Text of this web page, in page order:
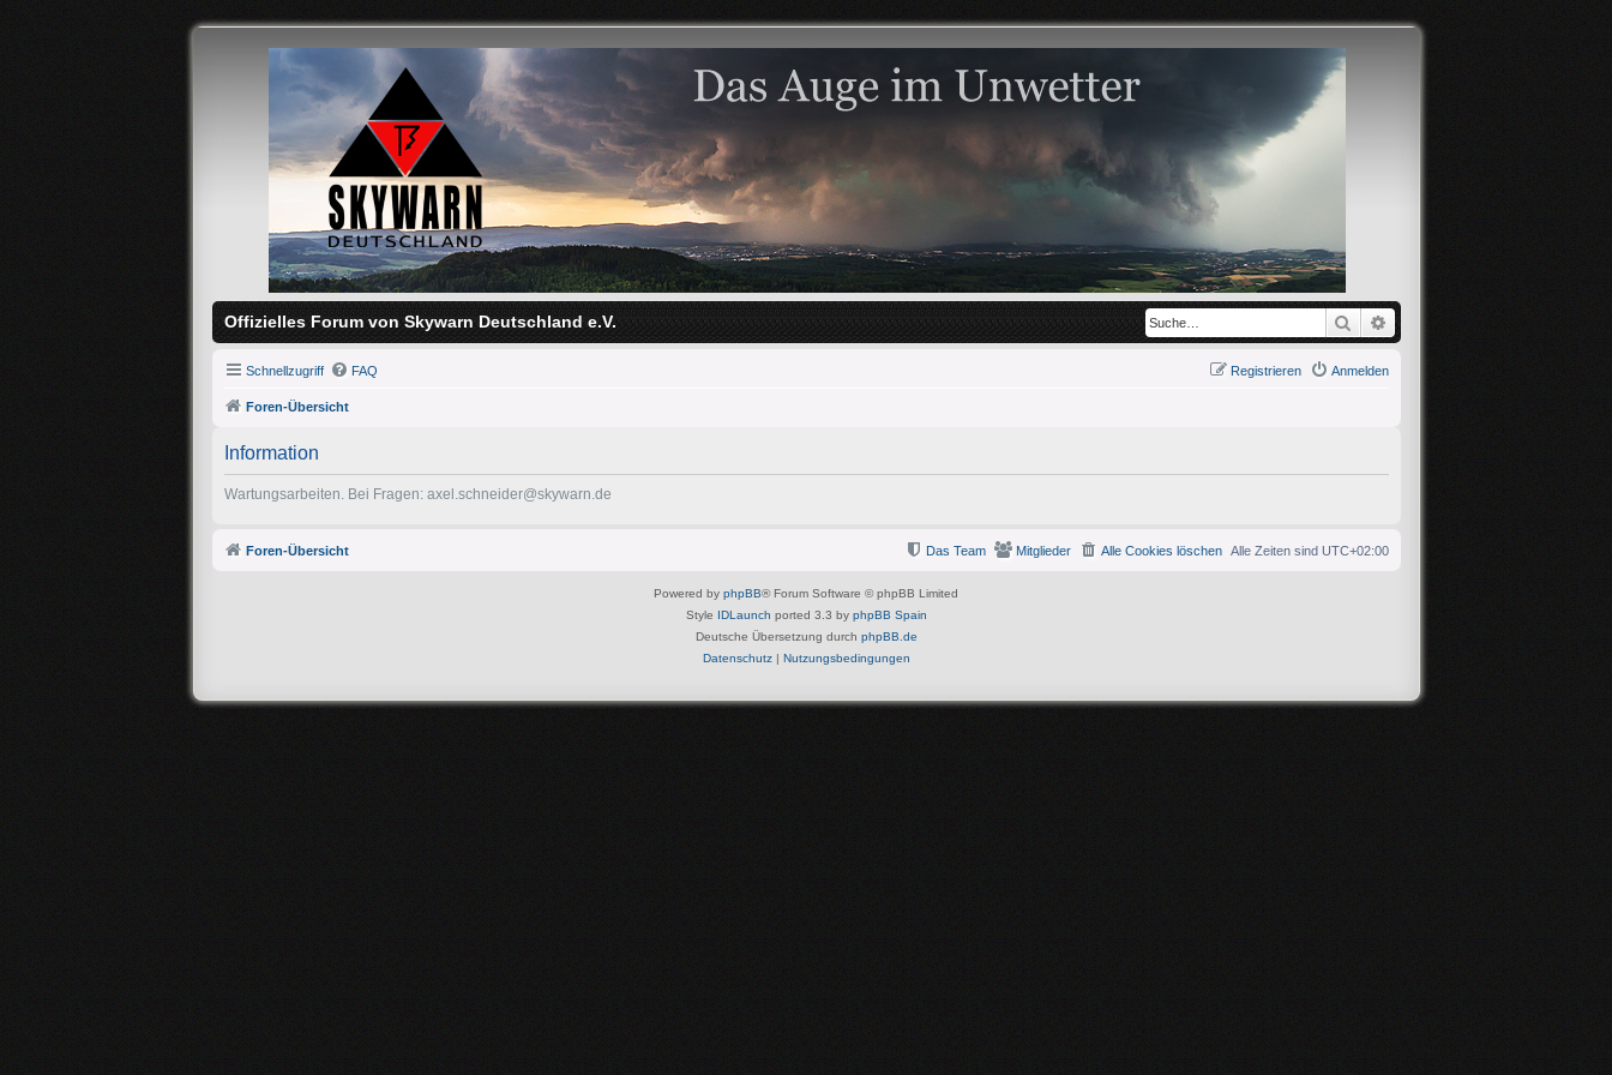
Offizielles Forum von Skywarn Deutschland e.V. Suche
Schnellzugriff FAQ Anmelden
Registrieren
Foren-Übersicht
Information
Wartungsarbeiten. Bei Fragen: axel.schneider@skywarn.de
Foren-Übersicht Alle Zeiten sind UTC+02:00
Alle Cookies löschen
Mitglieder
Das Team
Powered by phpBB® Forum Software © phpBB Limited
Style IDLaunch ported 3.3 by phpBB Spain
Deutsche Übersetzung durch phpBB.de
Datenschutz| Nutzungsbedingungen